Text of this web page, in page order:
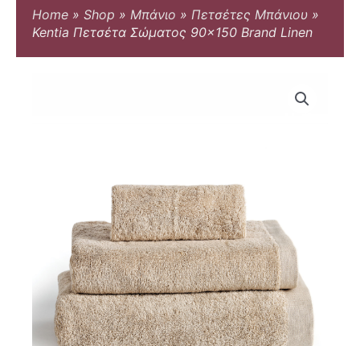
Home » Shop » Μπάνιο » Πετσέτες Μπάνιου »
Kentia Πετσέτα Σώματος 90×150 Brand Linen